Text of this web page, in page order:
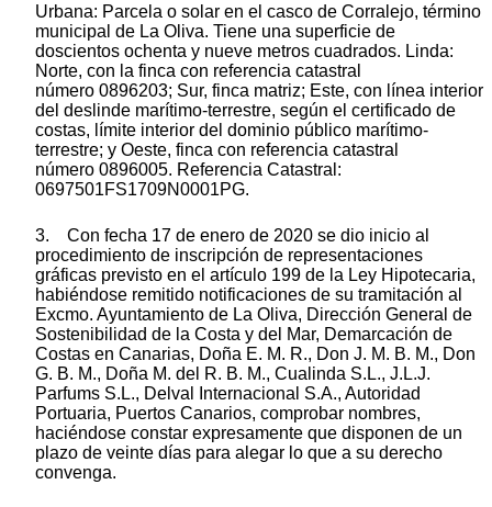
Urbana: Parcela o solar en el casco de Corralejo, término
municipal de La Oliva. Tiene una superficie de
doscientos ochenta y nueve metros cuadrados. Linda:
Norte, con la finca con referencia catastral
número 0896203; Sur, finca matriz; Este, con línea interior
del deslinde marítimo-terrestre, según el certificado de
costas, límite interior del dominio público marítimo-
terrestre; y Oeste, finca con referencia catastral
número 0896005. Referencia Catastral:
0697501FS1709N0001PG.
3. Con fecha 17 de enero de 2020 se dio inicio al
procedimiento de inscripción de representaciones
gráficas previsto en el artículo 199 de la Ley Hipotecaria,
habiéndose remitido notificaciones de su tramitación al
Excmo. Ayuntamiento de La Oliva, Dirección General de
Sostenibilidad de la Costa y del Mar, Demarcación de
Costas en Canarias, Doña E. M. R., Don J. M. B. M., Don
G. B. M., Doña M. del R. B. M., Cualinda S.L., J.L.J.
Parfums S.L., Delval Internacional S.A., Autoridad
Portuaria, Puertos Canarios, comprobar nombres,
haciéndose constar expresamente que disponen de un
plazo de veinte días para alegar lo que a su derecho
convenga.